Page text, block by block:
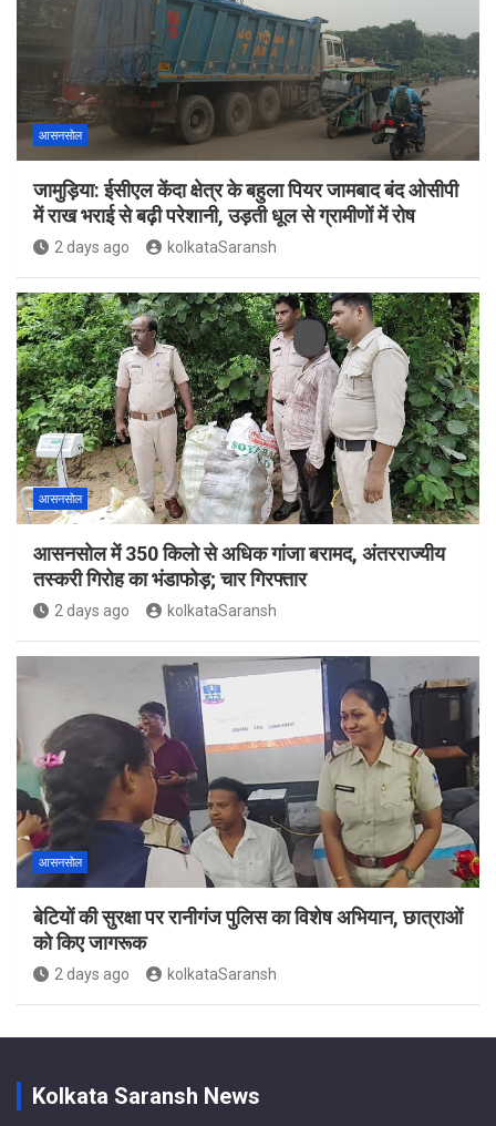
आसनसोल
जामुड़िया: ईसीएल केंदा क्षेत्र के बहुला पियर जामबाद बंद ओसीपी
में राख भराई से बढ़ी परेशानी, उड़ती धूल से ग्रामीणों में रोष
2 days ago kolkataSaransh
आसनसोल
आसनसोल में 350 किलो से अधिक गांजा बरामद, अंतरराज्यीय
तस्करी गिरोह का भंडाफोड़; चार गिरफ्तार
2 days ago kolkataSaransh
आसनसोल
बेटियों की सुरक्षा पर रानीगंज पुलिस का विशेष अभियान, छात्राओं
को किए जागरूक
2 days ago kolkataSaransh
Kolkata Saransh News